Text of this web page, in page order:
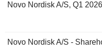
Novo Nordisk A/S, Q1
Novo Nordisk A/S -